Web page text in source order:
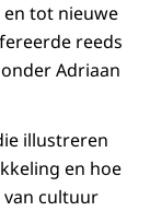
tot nieuwe
reeds
Adriaan
illustreren
en hoe
cultuur